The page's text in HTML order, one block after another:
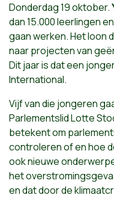
Donderdag 19 oktober.
dan 15.000 leerlingen
gaan werken. Het loon
naar projecten van
Dit jaar is dat een
International.
Vijf van die jongeren
Parlementslid Lotte
betekent om
controleren of en hoe
ook nieuwe
het
en dat door de